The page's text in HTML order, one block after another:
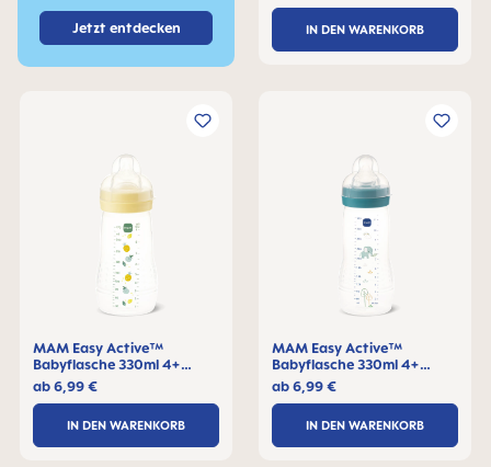
Jetzt entdecken IN DEN WARENKORB
MAM Easy Active™
Babyflasche 330ml 4+
Monate, 1 Stck
ab6,99 €
IN DEN WARENKORB
MAM Easy Active™
Babyflasche 330ml 4+
Monate, 1 Stck
ab6,99 €
IN DEN WARENKORB